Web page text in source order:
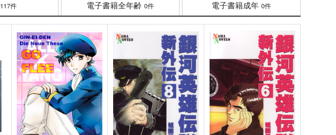
117件 電子書籍全年齢 0件 電子書籍成年 0件